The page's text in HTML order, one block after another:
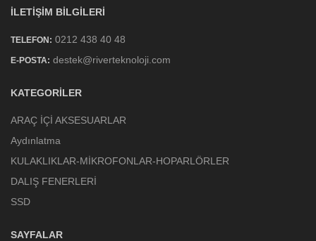
İLETIŞIM BILGILERI
TELEFON: 0212 438 40 48
E-POSTA: destek@riverteknoloji.com
KATEGORILER
ARAÇ İÇİ AKSESUARLAR
Aydınlatma
KULAKLIKLAR-MİKROFONLAR-HOPARLÖRLER
DALIŞ FENERLERİ
SSD
SAYFALAR